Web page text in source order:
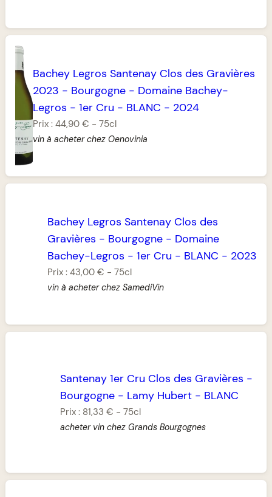
Bachey Legros Santenay Clos des Gravières
2023 - Bourgogne- Domaine Bachey-
Legros - 1er Cru - BLANC - 2024
Prix : 44,90 € - 75cl
vin à acheter chez Oenovinia
Bachey Legros Santenay Clos des
Gravières - Bourgogne- Domaine
Bachey-Legros - 1er Cru - BLANC - 2023
Prix : 43,00 € - 75cl
vin à acheter chez SamediVin
Santenay 1er Cru Clos des Gravières -
Bourgogne- Lamy Hubert- BLANC
Prix : 81,33 € - 75cl
acheter vin chez Grands Bourgognes